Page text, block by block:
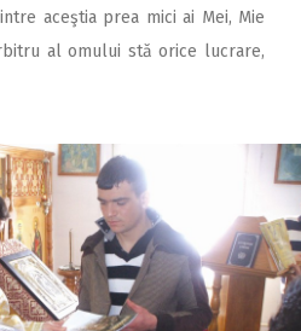
aceştia prea mici ai Mei, Mie
al omului stă orice lucrare,